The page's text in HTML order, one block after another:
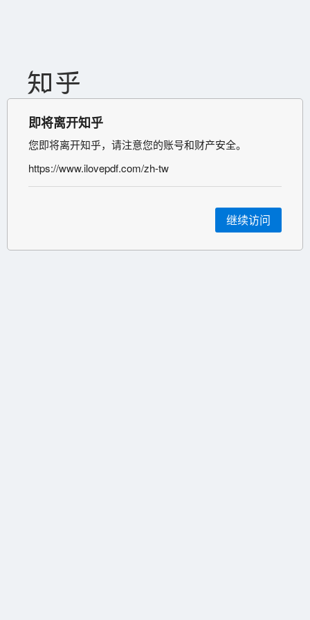
即将离开知乎
您即将离开知乎，请注意您的账号和财产安全。
https://www.ilovepdf.com/zh-tw
继续访问